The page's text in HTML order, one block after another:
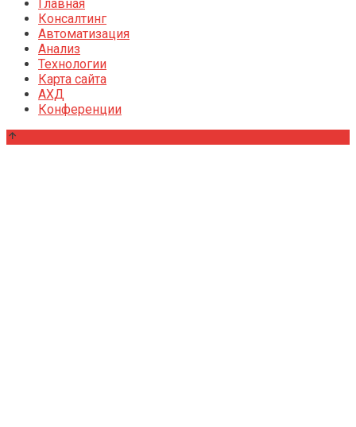
Главная
Консалтинг
Автоматизация
Анализ
Технологии
Карта сайта
АХД
Конференции